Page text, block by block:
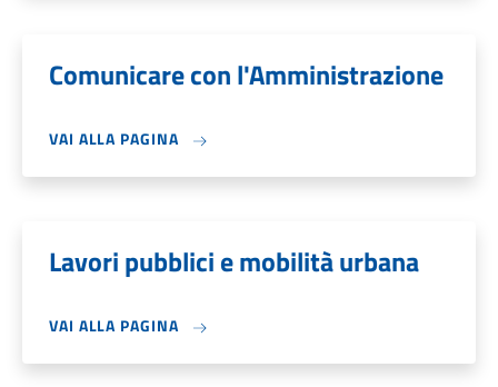
Comunicare con l'Amministrazione
VAI ALLA PAGINA
Lavori pubblici e mobilità urbana
VAI ALLA PAGINA